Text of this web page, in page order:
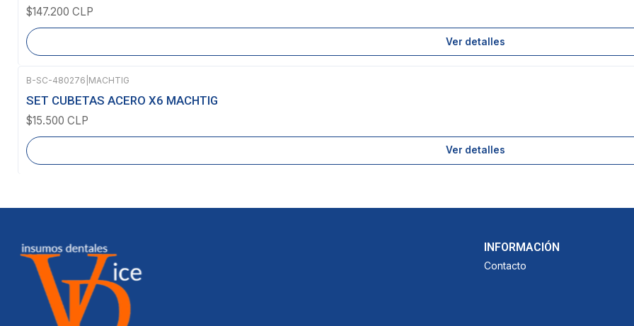
$147.200 CLP
Ver detalles
Agotado
B-SC-480276 MACHTIG
SET CUBETAS ACERO X6 MACHTIG
$15.500 CLP
Ver detalles
INFORMACIÓN
Contacto